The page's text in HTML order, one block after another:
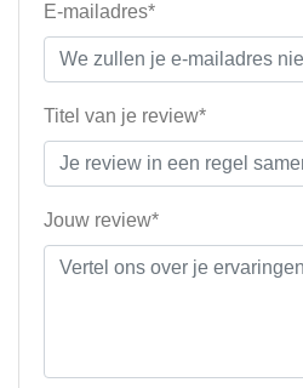
E-mailadres*
Titel van je review*
Jouw review*